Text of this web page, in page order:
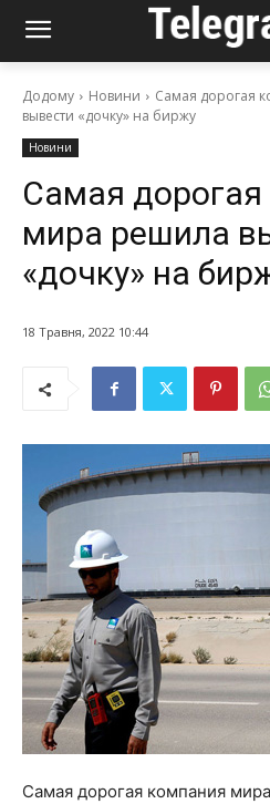
Додому Новини
Cамая дорогая
вывести «дочку» на биржу
Новини
Cамая
мира решила
«дочку» на
18 Травня, 2022 10:44
Самая дорогая компания